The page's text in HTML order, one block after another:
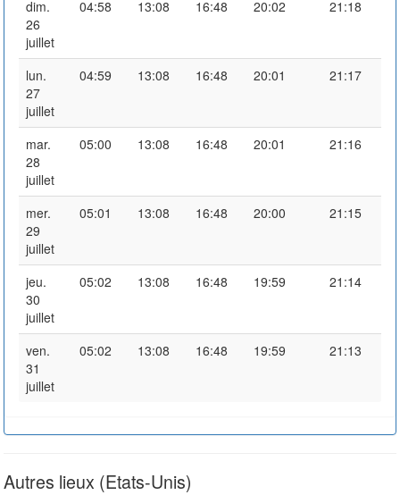
dim.
26
juillet
04:58 13:08 16:48 20:02 21:18
lun.
27
juillet
04:59 13:08 16:48 20:01 21:17
mar.
28
juillet
05:00 13:08 16:48 20:01 21:16
mer.
29
juillet
05:01 13:08 16:48 20:00 21:15
jeu.
30
juillet
05:02 13:08 16:48 19:59 21:14
ven.
31
juillet
05:02 13:08 16:48 19:59 21:13
Autres lieux (Etats-Unis)